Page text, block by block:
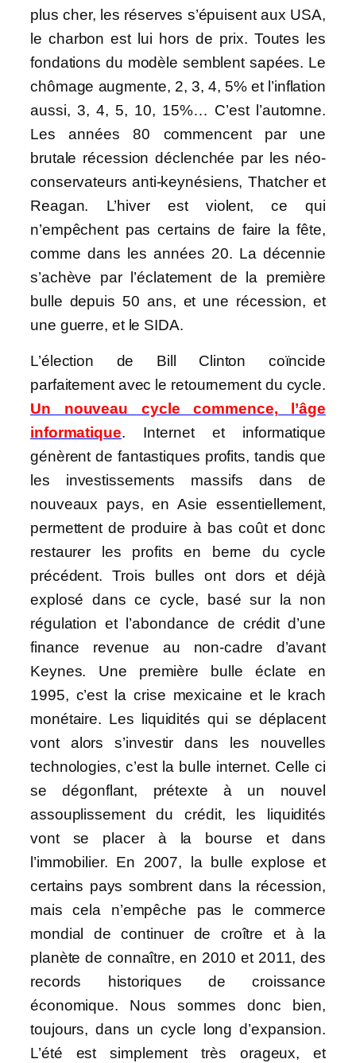
plus cher, les réserves s’épuisent aux USA,
le charbon est lui hors de prix. Toutes les
fondations du modèle semblent sapées. Le
chômage augmente, 2, 3, 4, 5% et l’inflation
aussi, 3, 4, 5, 10, 15%… C’est l’automne.
Les années 80 commencent par une
brutale récession déclenchée par les néo-
conservateurs anti-keynésiens, Thatcher et
Reagan. L’hiver est violent, ce qui
n’empêchent pas certains de faire la fête,
comme dans les années 20. La décennie
s’achève par l’éclatement de la première
bulle depuis 50 ans, et une récession, et
une guerre, et le SIDA.
L’élection de Bill Clinton coïncide
parfaitement avec le retournement du cycle.
Un nouveau cycle commence, l’âge
informatique. Internet et informatique
génèrent de fantastiques profits, tandis que
les investissements massifs dans de
nouveaux pays, en Asie essentiellement,
permettent de produire à bas coût et donc
restaurer les profits en berne du cycle
précédent. Trois bulles ont dors et déjà
explosé dans ce cycle, basé sur la non
régulation et l’abondance de crédit d’une
finance revenue au non-cadre d’avant
Keynes. Une première bulle éclate en
1995, c’est la crise mexicaine et le krach
monétaire. Les liquidités qui se déplacent
vont alors s’investir dans les nouvelles
technologies, c’est la bulle internet. Celle ci
se dégonflant, prétexte à un nouvel
assouplissement du crédit, les liquidités
vont se placer à la bourse et dans
l’immobilier. En 2007, la bulle explose et
certains pays sombrent dans la récession,
mais cela n’empêche pas le commerce
mondial de continuer de croître et à la
planète de connaître, en 2010 et 2011, des
records historiques de croissance
économique. Nous sommes donc bien,
toujours, dans un cycle long d’expansion.
L’été est simplement très orageux, et